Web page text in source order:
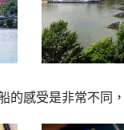
感受是非常不同